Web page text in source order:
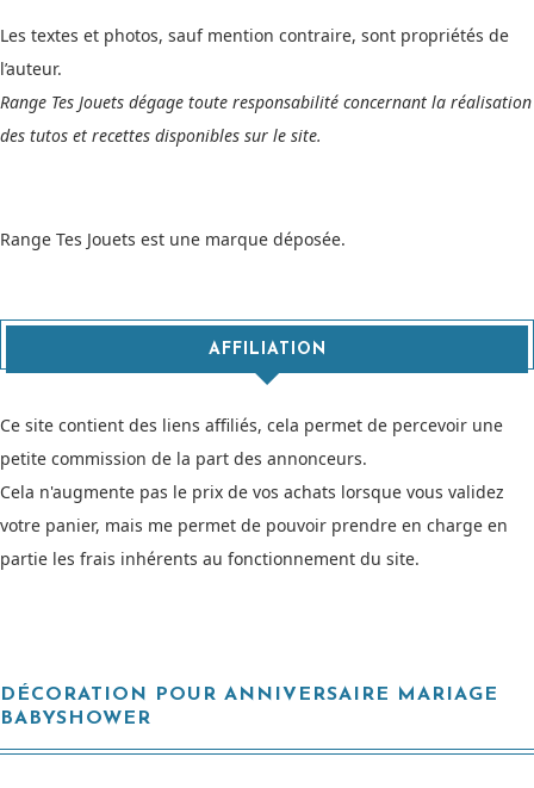
Les textes et photos, sauf mention contraire, sont propriétés de
l’auteur.
Range Tes Jouets dégage toute responsabilité concernant la réalisation
des tutos et recettes disponibles sur le site.
Range Tes Jouets est une marque déposée.
AFFILIATION
Ce site contient des liens affiliés, cela permet de percevoir une
petite commission de la part des annonceurs.
Cela n'augmente pas le prix de vos achats lorsque vous validez
votre panier, mais me permet de pouvoir prendre en charge en
partie les frais inhérents au fonctionnement du site.
DÉCORATION POUR ANNIVERSAIRE MARIAGE
BABYSHOWER